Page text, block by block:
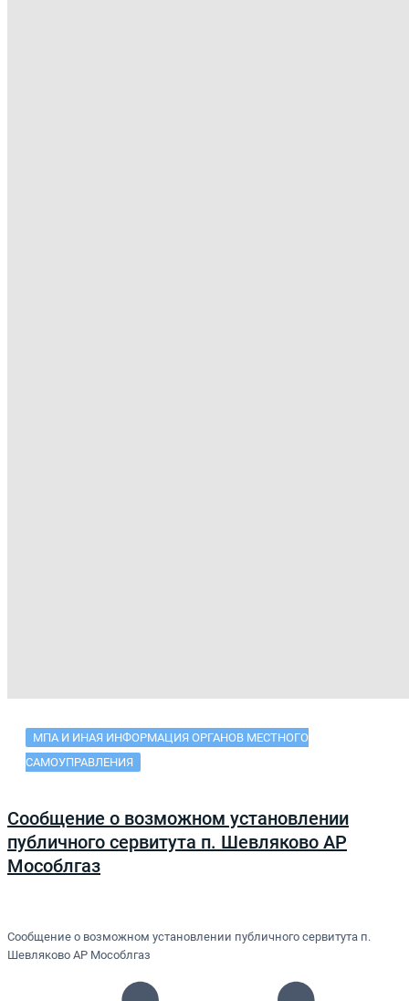
МПА И ИНАЯ ИНФОРМАЦИЯ ОРГАНОВ МЕСТНОГО
САМОУПРАВЛЕНИЯ
Сообщение о возможном установлении
публичного сервитута п. Шевляково АР
Мособлгаз
Сообщение о возможном установлении публичного сервитута п.
Шевляково АР Мособлгаз